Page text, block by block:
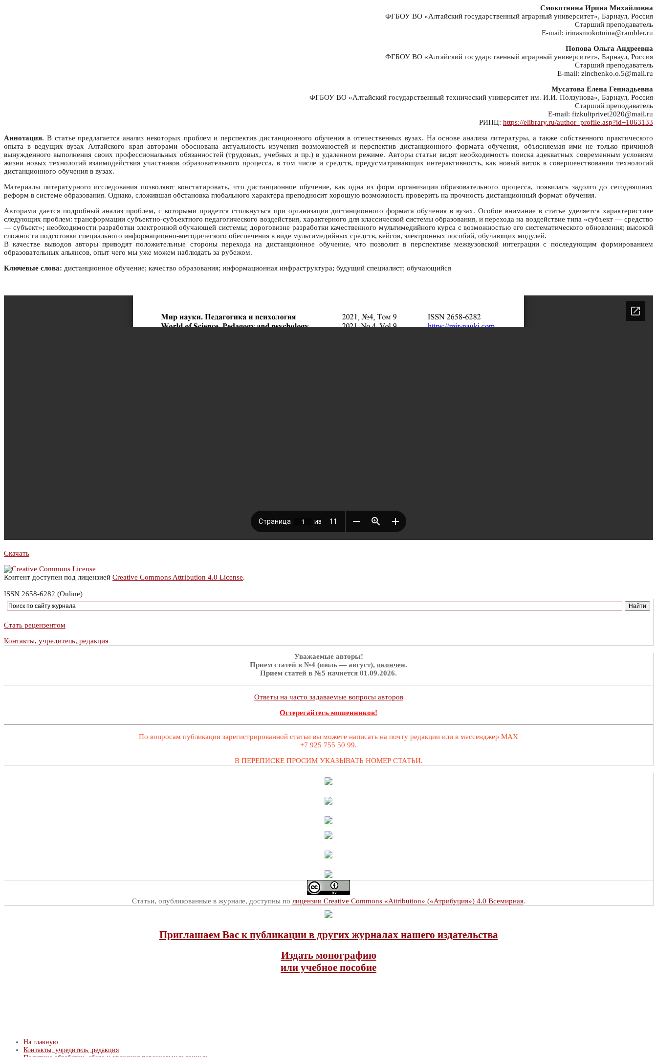
Смокотнина Ирина Михайловна
ФГБОУ ВО «Алтайский государственный аграрный университет», Барнаул, Россия
Старший преподаватель
E-mail: irinasmokotnina@rambler.ru
Попова Ольга Андреевна
ФГБОУ ВО «Алтайский государственный аграрный университет», Барнаул, Россия
Старший преподаватель
E-mail: zinchenko.o.5@mail.ru
Мусатова Елена Геннадьевна
ФГБОУ ВО «Алтайский государственный технический университет им. И.И. Ползунова», Барнаул, Россия
Старший преподаватель
E-mail: fizkultprivet2020@mail.ru
РИНЦ: https://elibrary.ru/author_profile.asp?id=1063133
Аннотация. В статье предлагается анализ некоторых проблем и перспектив дистанционного обучения в отечественных вузах. На основе анализа литературы, а также собственного практического
опыта в ведущих вузах Алтайского края авторами обоснована актуальность изучения возможностей и перспектив дистанционного формата обучения, объясняемая ими не только причиной
вынужденного выполнения своих профессиональных обязанностей (трудовых, учебных и пр.) в удаленном режиме. Авторы статьи видят необходимость поиска адекватных современным условиям
жизни новых технологий взаимодействия участников образовательного процесса, в том числе и средств, предусматривающих интерактивность, как новый виток в совершенствовании технологий
дистанционного обучения в вузах.
Материалы литературного исследования позволяют констатировать, что дистанционное обучение, как одна из форм организации образовательного процесса, появилась задолго до сегодняшних
реформ в системе образования. Однако, сложившая обстановка глобального характера преподносит хорошую возможность проверить на прочность дистанционный формат обучения.
Авторами дается подробный анализ проблем, с которыми придется столкнуться при организации дистанционного формата обучения в вузах. Особое внимание в статье уделяется характеристике
следующих проблем: трансформации субъектно-субъектного педагогического воздействия, характерного для классической системы образования, и перехода на воздействие типа «субъект — средство
— субъект»; необходимости разработки электронной обучающей системы; дороговизне разработки качественного мультимедийного курса с возможностью его систематического обновления; высокой
сложности подготовки специального информационно-методического обеспечения в виде мультимедийных средств, кейсов, электронных пособий, обучающих модулей.
В качестве выводов авторы приводят положительные стороны перехода на дистанционное обучение, что позволит в перспективе межвузовской интеграции с последующим формированием
образовательных альянсов, опыт чего мы уже можем наблюдать за рубежом.
Ключевые слова: дистанционное обучение; качество образования; информационная инфраструктура; будущий специалист; обучающийся
Скачать
Контент доступен под лицензией Creative Commons Attribution 4.0 License.
ISSN 2658-6282 (Online)
Стать рецензентом
Контакты, учредитель, редакция
Уважаемые авторы!
Прием статей в №4 (июль — август), окончен.
Прием статей в №5 начнется 01.09.2026.
Ответы на часто задаваемые вопросы авторов
Остерегайтесь мошенников!
По вопросам публикации зарегистрированной статьи вы можете написать на почту редакции или в мессенджер MAX
+7 925 755 50 99.
В ПЕРЕПИСКЕ ПРОСИМ УКАЗЫВАТЬ НОМЕР СТАТЬИ.
Статьи, опубликованные в журнале, доступны по лицензии Creative Commons «Attribution» («Атрибуция») 4.0 Всемирная.
Приглашаем Вас к публикации в других журналах нашего издательства
Издать монографию
или учебное пособие
На главную
Контакты, учредитель, редакция